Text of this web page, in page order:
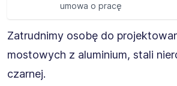
umowa o pracę
Zatrudnimy osobę do
mostowych z aluminium, stali
czarnej.